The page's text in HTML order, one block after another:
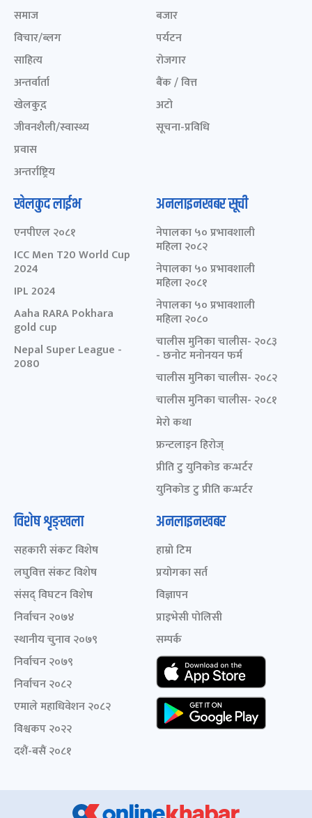
समाज
विचार/ब्लग
साहित्य
अन्तर्वार्ता
खेलकुद़़
जीवनशैली/स्वास्थ्य
प्रवास
अन्तर्राष्ट्रिय
बजार
पर्यटन
रोजगार
बैंक / वित्त
अटो
सूचना-प्रविधि
खेलकुद लाईभ
एनपीएल २०८१
ICC Men T20 World Cup
2024
IPL 2024
Aaha RARA Pokhara
gold cup
Nepal Super League -
2080
अनलाइनखबर सूची
नेपालका ५० प्रभावशाली
महिला २०८२
नेपालका ५० प्रभावशाली
महिला २०८१
नेपालका ५० प्रभावशाली
महिला २०८०
चालीस मुनिका चालीस- २०८३
- छनोट मनोनयन फर्म
चालीस मुनिका चालीस- २०८२
चालीस मुनिका चालीस- २०८१
मेरो कथा
फ्रन्टलाइन हिरोज्
प्रीति टु युनिकोड कन्भर्टर
युनिकोड टु प्रीति कन्भर्टर
विशेष शृङ्खला
सहकारी संकट विशेष
लघुवित्त संकट विशेष
संसद् विघटन विशेष
निर्वाचन २०७४
स्थानीय चुनाव २०७९
निर्वाचन २०७९
निर्वाचन २०८२
एमाले महाधिवेशन २०८२
विश्वकप २०२२
दशैं-बसैं २०८१
अनलाइनखबर
हाम्रो टिम
प्रयोगका सर्त
विज्ञापन
प्राइभेसी पोलिसी
सम्पर्क